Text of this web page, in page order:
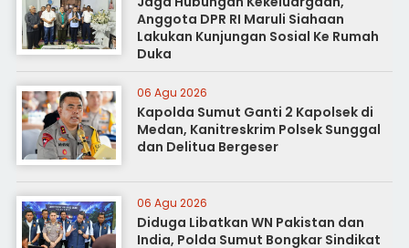
Anggota DPR RI Maruli Siahaan
Lakukan Kunjungan Sosial Ke Rumah
Duka
06 Agu 2026
Kapolda Sumut Ganti 2 Kapolsek di
Medan, Kanitreskrim Polsek Sunggal
dan Delitua Bergeser
06 Agu 2026
Diduga Libatkan WN Pakistan dan
India, Polda Sumut Bongkar Sindikat